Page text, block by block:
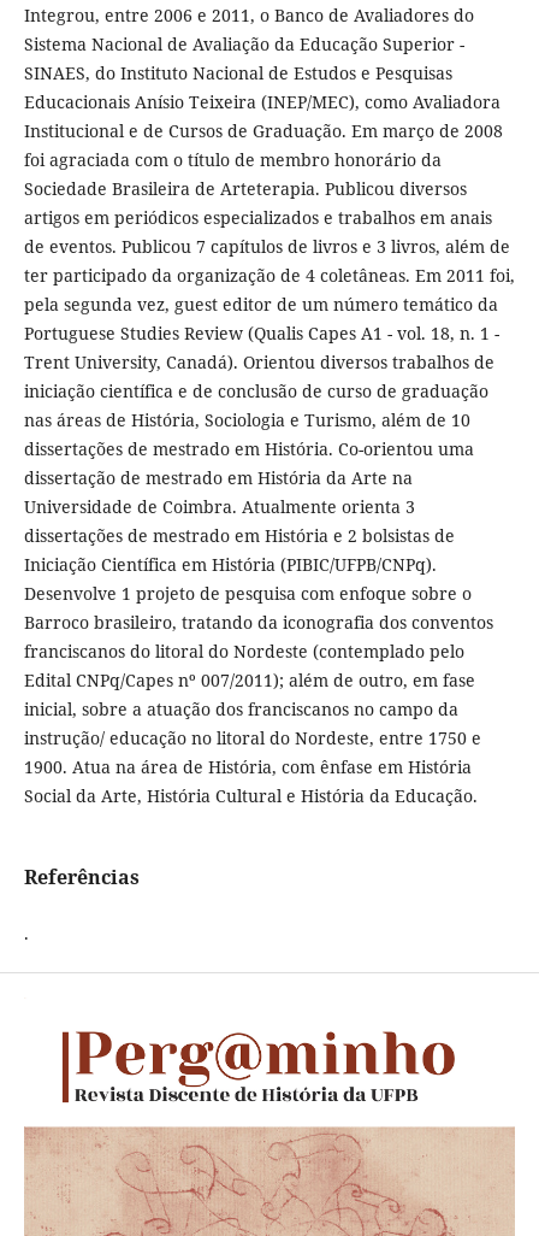
Integrou, entre 2006 e 2011, o Banco de Avaliadores do
Sistema Nacional de Avaliação da Educação Superior -
SINAES, do Instituto Nacional de Estudos e Pesquisas
Educacionais Anísio Teixeira (INEP/MEC), como Avaliadora
Institucional e de Cursos de Graduação. Em março de 2008
foi agraciada com o título de membro honorário da
Sociedade Brasileira de Arteterapia. Publicou diversos
artigos em periódicos especializados e trabalhos em anais
de eventos. Publicou 7 capítulos de livros e 3 livros, além de
ter participado da organização de 4 coletâneas. Em 2011 foi,
pela segunda vez, guest editor de um número temático da
Portuguese Studies Review (Qualis Capes A1 - vol. 18, n. 1 -
Trent University, Canadá). Orientou diversos trabalhos de
iniciação científica e de conclusão de curso de graduação
nas áreas de História, Sociologia e Turismo, além de 10
dissertações de mestrado em História. Co-orientou uma
dissertação de mestrado em História da Arte na
Universidade de Coimbra. Atualmente orienta 3
dissertações de mestrado em História e 2 bolsistas de
Iniciação Científica em História (PIBIC/UFPB/CNPq).
Desenvolve 1 projeto de pesquisa com enfoque sobre o
Barroco brasileiro, tratando da iconografia dos conventos
franciscanos do litoral do Nordeste (contemplado pelo
Edital CNPq/Capes nº 007/2011); além de outro, em fase
inicial, sobre a atuação dos franciscanos no campo da
instrução/ educação no litoral do Nordeste, entre 1750 e
1900. Atua na área de História, com ênfase em História
Social da Arte, História Cultural e História da Educação.
Referências
.